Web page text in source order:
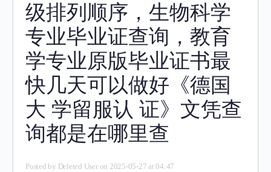
级排列顺序，生物科学
专业毕业证查询，教育
学专业原版毕业证书最
快几天可以做好《德国
大 学留服认 证》文凭查
询都是在哪里查
Posted by Deleted User on 2025-05-27 at 04:47